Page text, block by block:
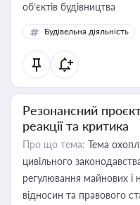
об’єктів будівництва
Будівельна діяльність
Резонансний
реакції та критика
Про що тема: Тема
цивільного
регулювання майнових і
відносин та правового